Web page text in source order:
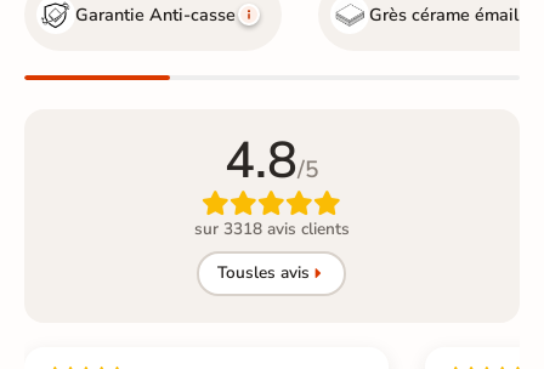
Garantie Anti-casse Grès cérame émaillé
4.8/5

sur 3318 avis clients
Tousles avis